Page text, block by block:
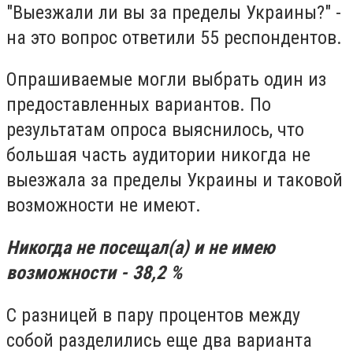
"Выезжали ли вы за пределы Украины?" -
на это вопрос ответили 55 респондентов.
Опрашиваемые могли выбрать один из
предоставленных вариантов. По
результатам опроса выяснилось, что
большая часть аудитории никогда не
выезжала за пределы Украины и таковой
возможности не имеют.
Никогда не посещал(а) и не имею
возможности - 38,2 %
С разницей в пару процентов между
собой разделились еще два варианта